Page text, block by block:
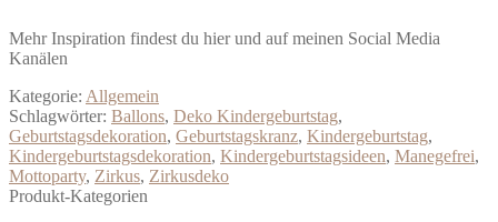
Mehr Inspiration findest du hier und auf meinen Social Media
Kanälen
Kategorie: Allgemein
Schlagwörter: Ballons, Deko Kindergeburtstag,
Geburtstagsdekoration, Geburtstagskranz, Kindergeburtstag,
Kindergeburtstagsdekoration, Kindergeburtstagsideen, Manegefrei,
Mottoparty, Zirkus, Zirkusdeko
Produkt-Kategorien